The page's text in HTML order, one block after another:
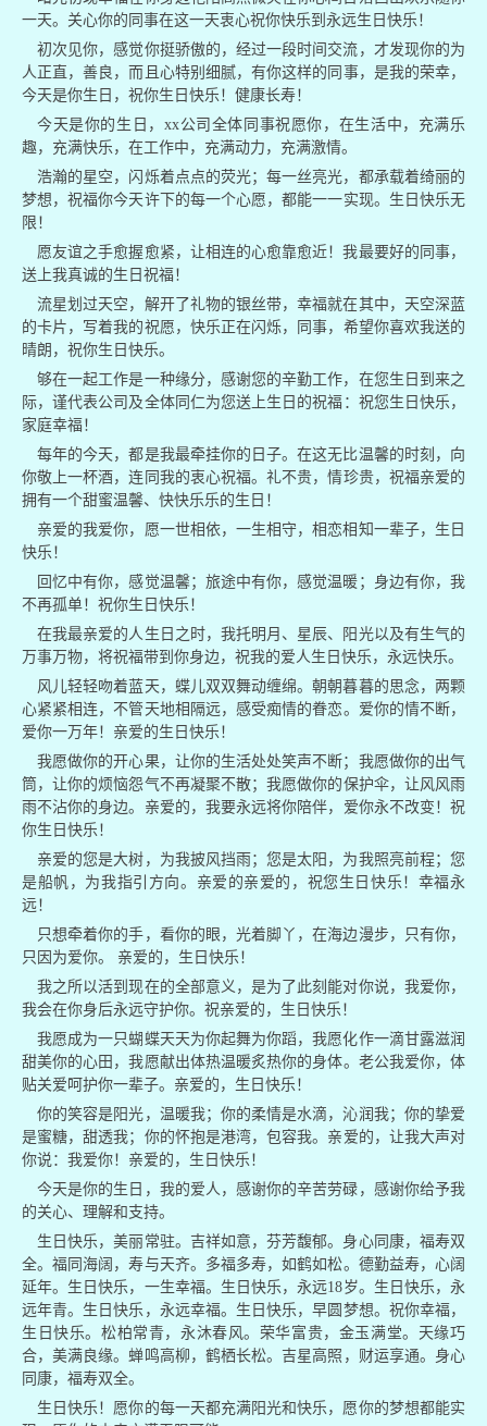
一天。关心你的同事在这一天衷心祝你快乐到永远生日快乐！
初次见你，感觉你挺骄傲的，经过一段时间交流，才发现你的为
人正直，善良，而且心特别细腻，有你这样的同事，是我的荣幸，
今天是你生日，祝你生日快乐！健康长寿！
今天是你的生日，xx公司全体同事祝愿你，在生活中，充满乐
趣，充满快乐，在工作中，充满动力，充满激情。
浩瀚的星空，闪烁着点点的荧光；每一丝亮光，都承载着绮丽的
梦想，祝福你今天许下的每一个心愿，都能一一实现。生日快乐无
限！
愿友谊之手愈握愈紧，让相连的心愈靠愈近！我最要好的同事，
送上我真诚的生日祝福！
流星划过天空，解开了礼物的银丝带，幸福就在其中，天空深蓝
的卡片，写着我的祝愿，快乐正在闪烁，同事，希望你喜欢我送的
晴朗，祝你生日快乐。
够在一起工作是一种缘分，感谢您的辛勤工作，在您生日到来之
际，谨代表公司及全体同仁为您送上生日的祝福：祝您生日快乐，
家庭幸福！
每年的今天，都是我最牵挂你的日子。在这无比温馨的时刻，向
你敬上一杯酒，连同我的衷心祝福。礼不贵，情珍贵，祝福亲爱的
拥有一个甜蜜温馨、快快乐乐的生日！
亲爱的我爱你，愿一世相依，一生相守，相恋相知一辈子，生日
快乐！
回忆中有你，感觉温馨；旅途中有你，感觉温暖；身边有你，我
不再孤单！祝你生日快乐！
在我最亲爱的人生日之时，我托明月、星辰、阳光以及有生气的
万事万物，将祝福带到你身边，祝我的爱人生日快乐，永远快乐。
风儿轻轻吻着蓝天，蝶儿双双舞动缠绵。朝朝暮暮的思念，两颗
心紧紧相连，不管天地相隔远，感受痴情的眷恋。爱你的情不断，
爱你一万年！亲爱的生日快乐！
我愿做你的开心果，让你的生活处处笑声不断；我愿做你的出气
筒，让你的烦恼怨气不再凝聚不散；我愿做你的保护伞，让风风雨
雨不沾你的身边。亲爱的，我要永远将你陪伴，爱你永不改变！祝
你生日快乐！
亲爱的您是大树，为我披风挡雨；您是太阳，为我照亮前程；您
是船帆，为我指引方向。亲爱的亲爱的，祝您生日快乐！幸福永
远！
只想牵着你的手，看你的眼，光着脚丫，在海边漫步，只有你，
只因为爱你。 亲爱的，生日快乐！
我之所以活到现在的全部意义，是为了此刻能对你说，我爱你，
我会在你身后永远守护你。祝亲爱的，生日快乐！
我愿成为一只蝴蝶天天为你起舞为你蹈，我愿化作一滴甘露滋润
甜美你的心田，我愿献出体热温暖炙热你的身体。老公我爱你，体
贴关爱呵护你一辈子。亲爱的，生日快乐！
你的笑容是阳光，温暖我；你的柔情是水滴，沁润我；你的挚爱
是蜜糖，甜透我；你的怀抱是港湾，包容我。亲爱的，让我大声对
你说：我爱你！亲爱的，生日快乐！
今天是你的生日，我的爱人，感谢你的辛苦劳碌，感谢你给予我
的关心、理解和支持。
生日快乐，美丽常驻。吉祥如意，芬芳馥郁。身心同康，福寿双
全。福同海阔，寿与天齐。多福多寿，如鹤如松。德勤益寿，心阔
延年。生日快乐，一生幸福。生日快乐，永远18岁。生日快乐，永
远年青。生日快乐，永远幸福。生日快乐，早圆梦想。祝你幸福，
生日快乐。松柏常青，永沐春风。荣华富贵，金玉满堂。天缘巧
合，美满良缘。蝉鸣高柳，鹤栖长松。吉星高照，财运享通。身心
同康，福寿双全。
生日快乐！愿你的每一天都充满阳光和快乐，愿你的梦想都能实